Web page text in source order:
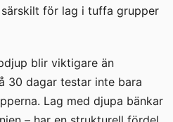
för lag i tuffa grupper
blir viktigare än
30 dagar testar inte bara
Lag med djupa bänkar